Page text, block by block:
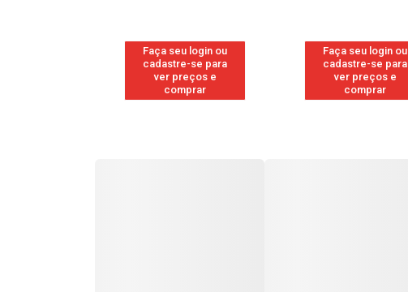
Faça seu login ou
cadastre-se para
ver preços e
comprar
Faça seu login ou
cadastre-se para
ver preços e
comprar